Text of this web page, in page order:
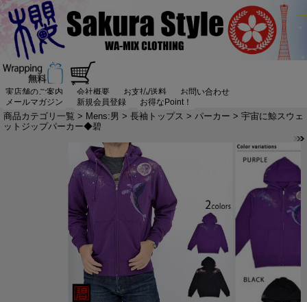
実店舗のご案内 会社概要 お支払/送料
お問い合わせ
メールマガジン
新規会員登録 お得なPoint！
商品カテゴリ一覧 > Mens:男 > 長袖トップス > パーカー > 宇宙に鯨スウェ
ットジップパーカー◆碧